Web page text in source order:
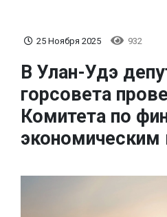
25 Ноября 2025 932
В Улан-Удэ
горсовета
Комитета по
экономическим